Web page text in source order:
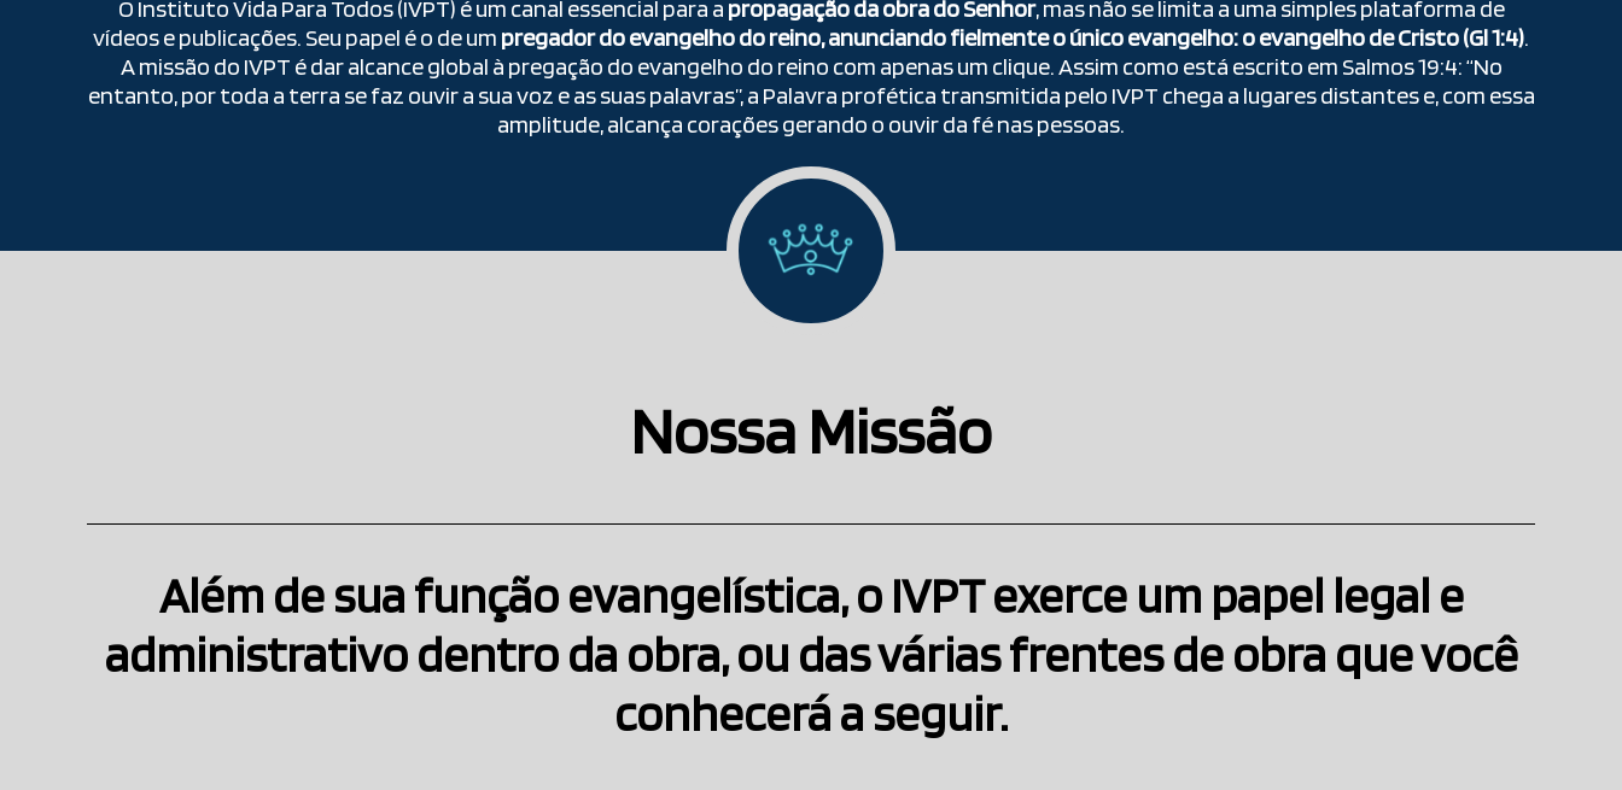
O Instituto Vida Para Todos (IVPT) é um canal essencial para a propagação da obra do Senhor, mas não se limita a uma simples plataforma de
vídeos e publicações. Seu papel é o de um pregador do evangelho do reino, anunciando fielmente o único evangelho: o evangelho de Cristo (Gl 1:4).
A missão do IVPT é dar alcance global à pregação do evangelho do reino com apenas um clique. Assim como está escrito em Salmos 19:4: “No
entanto, por toda a terra se faz ouvir a sua voz e as suas palavras”, a Palavra profética transmitida pelo IVPT chega a lugares distantes e, com essa
amplitude, alcança corações gerando o ouvir da fé nas pessoas.
Nossa Missão
Além de sua função evangelística, o IVPT exerce um papel legal e
administrativo dentro da obra, ou das várias frentes de obra que você
conhecerá a seguir.